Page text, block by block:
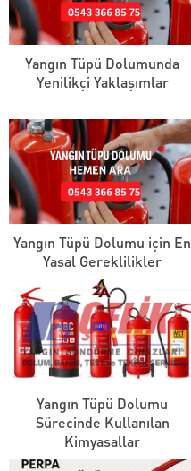
Yangın Tüpü Dolumunda
Yenilikçi Yaklaşımlar
Yangın Tüpü Dolumu için En
Yasal Gereklilikler
Yangın Tüpü Dolumu
Sürecinde Kullanılan
Kimyasallar